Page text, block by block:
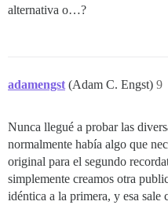
alternativa o…?
adamengst (Adam C. Engst) 9
Nunca llegué a probar las
normalmente había algo que
original para el segundo
simplemente creamos otra
idéntica a la primera, y esa